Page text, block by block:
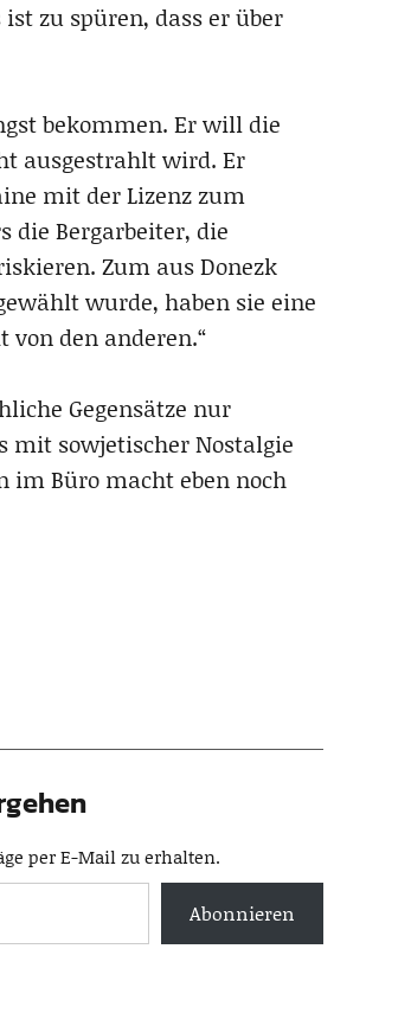
zu spüren, dass er über
bekommen. Er will die
ausgestrahlt wird. Er
mit der Lizenz zum
die Bergarbeiter, die
Zum aus Donezk
wurde, haben sie eine
von den anderen.“
Gegensätze nur
mit sowjetischer Nostalgie
im Büro macht eben noch
per E-Mail zu erhalten.
Abonnieren